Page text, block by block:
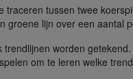
traceren tussen twee
groene lijn over een aantal
worden
om te leren welke